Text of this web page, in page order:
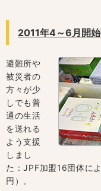
2011年4～6月開
避難所や
被災者の
方々が少
しでも普
通の生活
を送れる
よう支援
しまし
た：JPF加盟16団体に
円）。